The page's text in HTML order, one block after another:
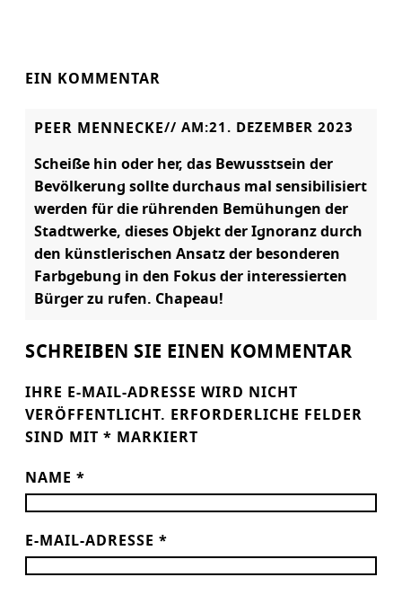
EIN KOMMENTAR
PEER MENNECKE// AM:21. DEZEMBER 2023
Scheiße hin oder her, das Bewusstsein der
Bevölkerung sollte durchaus mal sensibilisiert
werden für die rührenden Bemühungen der
Stadtwerke, dieses Objekt der Ignoranz durch
den künstlerischen Ansatz der besonderen
Farbgebung in den Fokus der interessierten
Bürger zu rufen. Chapeau!
SCHREIBEN SIE EINEN KOMMENTAR
IHRE E-MAIL-ADRESSE WIRD NICHT
VERÖFFENTLICHT.
ERFORDERLICHE FELDER
SIND MIT * MARKIERT
NAME *
E-MAIL-ADRESSE *